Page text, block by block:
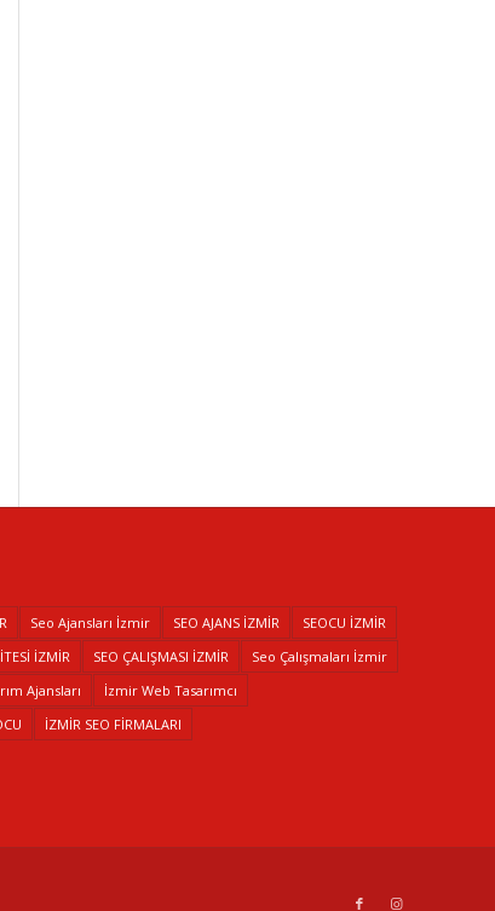
Seo Ajansları İzmir SEO AJANS İZMİR
SEOCU İZMİR
İZMİR SEO ÇALIŞMASI İZMİR
Seo Çalışmaları İzmir
Ajansları
İzmir Web Tasarımcı
İZMİR SEO FİRMALARI